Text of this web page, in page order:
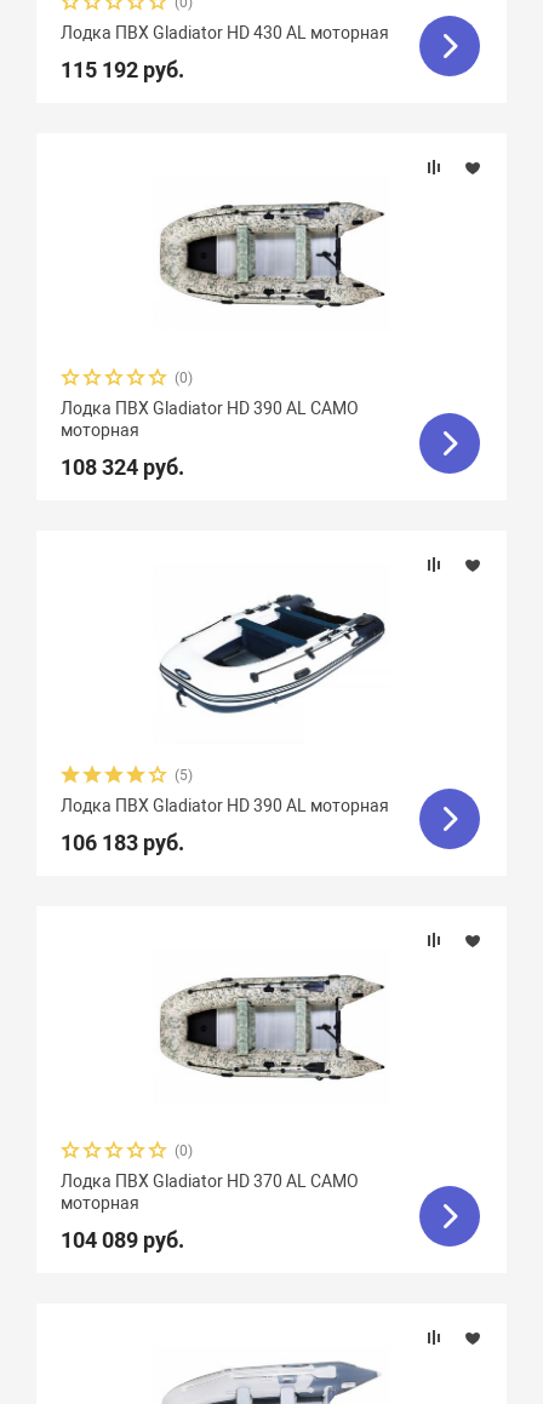
Лодка ПВХ Gladiator HD 430 AL моторная
115 192 руб.
(0)
Лодка ПВХ Gladiator HD 390 AL CAMO
моторная
108 324 руб.
(5)
Лодка ПВХ Gladiator HD 390 AL моторная
106 183 руб.
(0)
Лодка ПВХ Gladiator HD 370 AL CAMO
моторная
104 089 руб.